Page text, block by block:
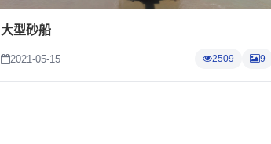
大型砂船
2021-05-15 2509 9